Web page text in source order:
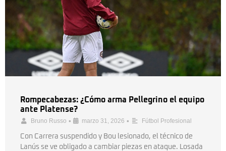
Rompecabezas: ¿Cómo arma Pellegrino el equipo
ante Platense?
Bruno Russo • marzo 31, 2026 • Fútbol Profesional
Con Carrera suspendido y Bou lesionado, el técnico de
Lanús se ve obligado a cambiar piezas en ataque. Losada